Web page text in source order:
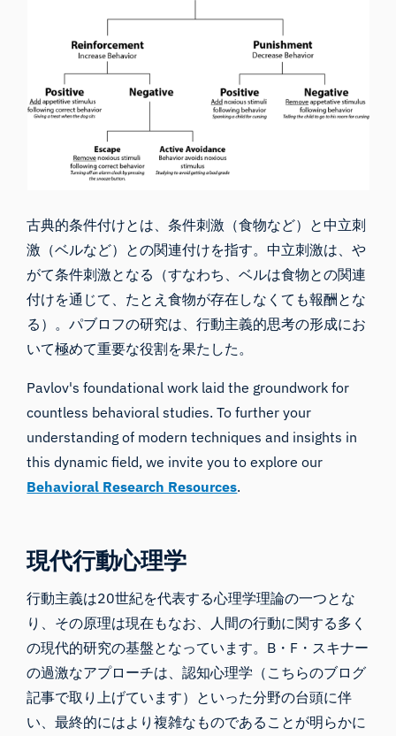
古典的条件付けとは、条件刺激（食物など）と中立刺
激（ベルなど）との関連付けを指す。中立刺激は、や
がて条件刺激となる（すなわち、ベルは食物との関連
付けを通じて、たとえ食物が存在しなくても報酬とな
る）。パブロフの研究は、行動主義的思考の形成にお
いて極めて重要な役割を果たした。
Pavlov's foundational work laid the groundwork for
countless behavioral studies. To further your
understanding of modern techniques and insights in
this dynamic field, we invite you to explore our
Behavioral Research Resources.
現代行動心理学
行動主義は20世紀を代表する心理学理論の一つとな
り、その原理は現在もなお、人間の行動に関する多く
の現代的研究の基盤となっています。B・F・スキナー
の過激なアプローチは、認知心理学（ こちらのブログ
記事で取り上げています）といった分野の台頭に伴
い、最終的にはより複雑なものであることが明らかに